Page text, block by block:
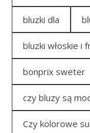
bluzki dla
bluzki włoskie i
bonprix sweter
czy bluzy są
Czy kolorowe